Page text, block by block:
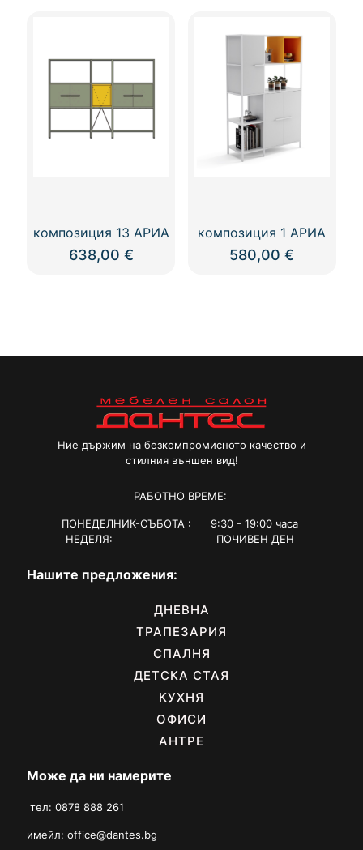
композиция 13 АРИА
638,00 €
композиция 1 АРИА
580,00€
Ние държим на безкомпромисното качество и
стилния външен вид!
РАБОТНО ВРЕМЕ:
ПОНЕДЕЛНИК-СЪБОТА : 9:30 - 19:00 часа
НЕДЕЛЯ: ПОЧИВЕН ДЕН
Нашите предложения:
ДНЕВНА
ТРАПЕЗАРИЯ
СПАЛНЯ
ДЕТСКА СТАЯ
КУХНЯ
ОФИСИ
АНТРЕ
Може да ни намерите
тел: 0878 888 261
имейл: office@dantes.bg